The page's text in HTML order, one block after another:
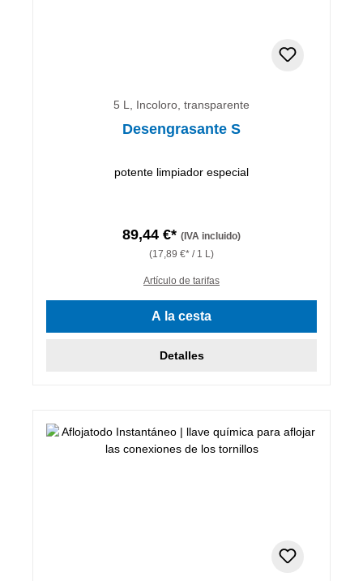
5 L, Incoloro, transparente
Desengrasante S
potente limpiador especial
89,44 €* (IVA incluido)
(17,89 €* / 1 L)
Artículo de tarifas
A la cesta
Detalles